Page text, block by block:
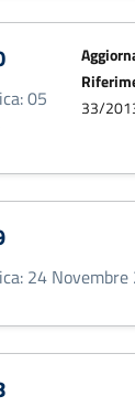
05
33/
24 Novembre